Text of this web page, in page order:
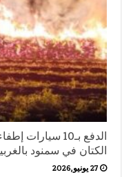
الدفع بـ10
الكتان في سمنود
27 يونيو,2026